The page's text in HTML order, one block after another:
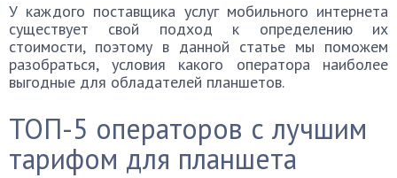
У каждого поставщика услуг мобильного интернета
существует свой подход к определению их
стоимости, поэтому в данной статье мы поможем
разобраться, условия какого оператора наиболее
выгодные для обладателей планшетов.
ТОП-5 операторов с лучшим
тарифом для планшета